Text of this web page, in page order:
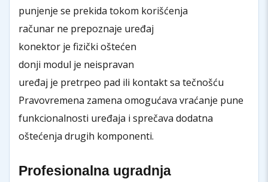
punjenje se prekida tokom korišćenja
računar ne prepoznaje uređaj
konektor je fizički oštećen
donji modul je neispravan
uređaj je pretrpeo pad ili kontakt sa tečnošću
Pravovremena zamena omogućava vraćanje pune
funkcionalnosti uređaja i sprečava dodatna
oštećenja drugih komponenti.
Profesionalna ugradnja